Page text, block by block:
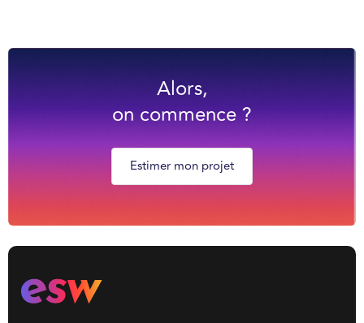
Alors,
on commence ?
Estimer mon projet